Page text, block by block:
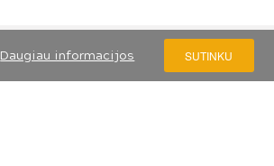
Daugiau informacijos SUTINKU